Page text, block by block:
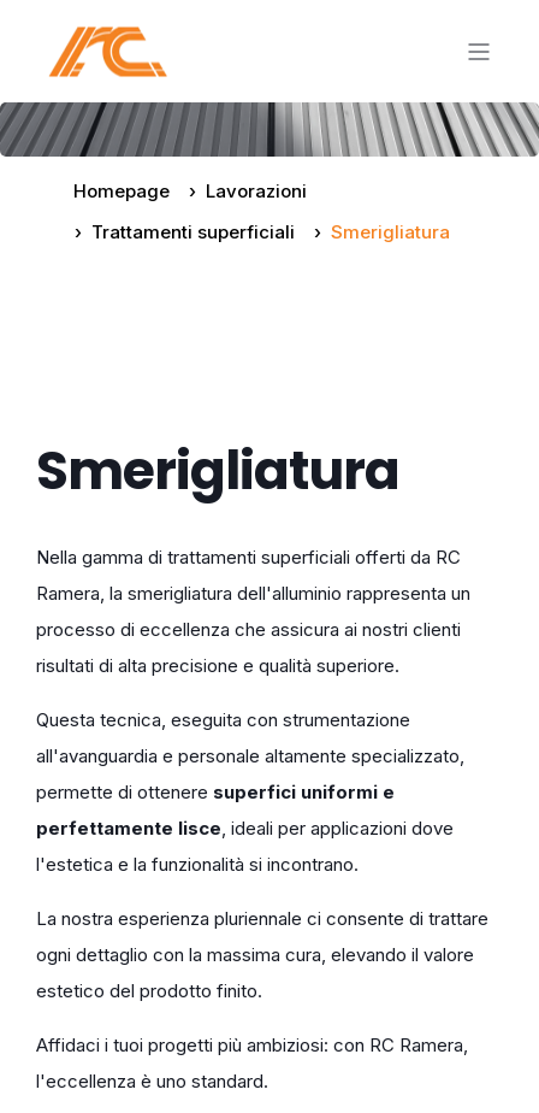
Homepage
Lavorazioni
Trattamenti superficiali
Smerigliatura
Smerigliatura
Nella gamma di trattamenti superficiali offerti da RC
Ramera, la smerigliatura dell'alluminio rappresenta un
processo di eccellenza che assicura ai nostri clienti
risultati di alta precisione e qualità superiore.
Questa tecnica, eseguita con strumentazione
all'avanguardia e personale altamente specializzato,
permette di ottenere superfici uniformi e
perfettamente lisce , ideali per applicazioni dove
l'estetica e la funzionalità si incontrano.
La nostra esperienza pluriennale ci consente di trattare
ogni dettaglio con la massima cura, elevando il valore
estetico del prodotto finito.
Affidaci i tuoi progetti più ambiziosi: con RC Ramera,
l'eccellenza è uno standard.